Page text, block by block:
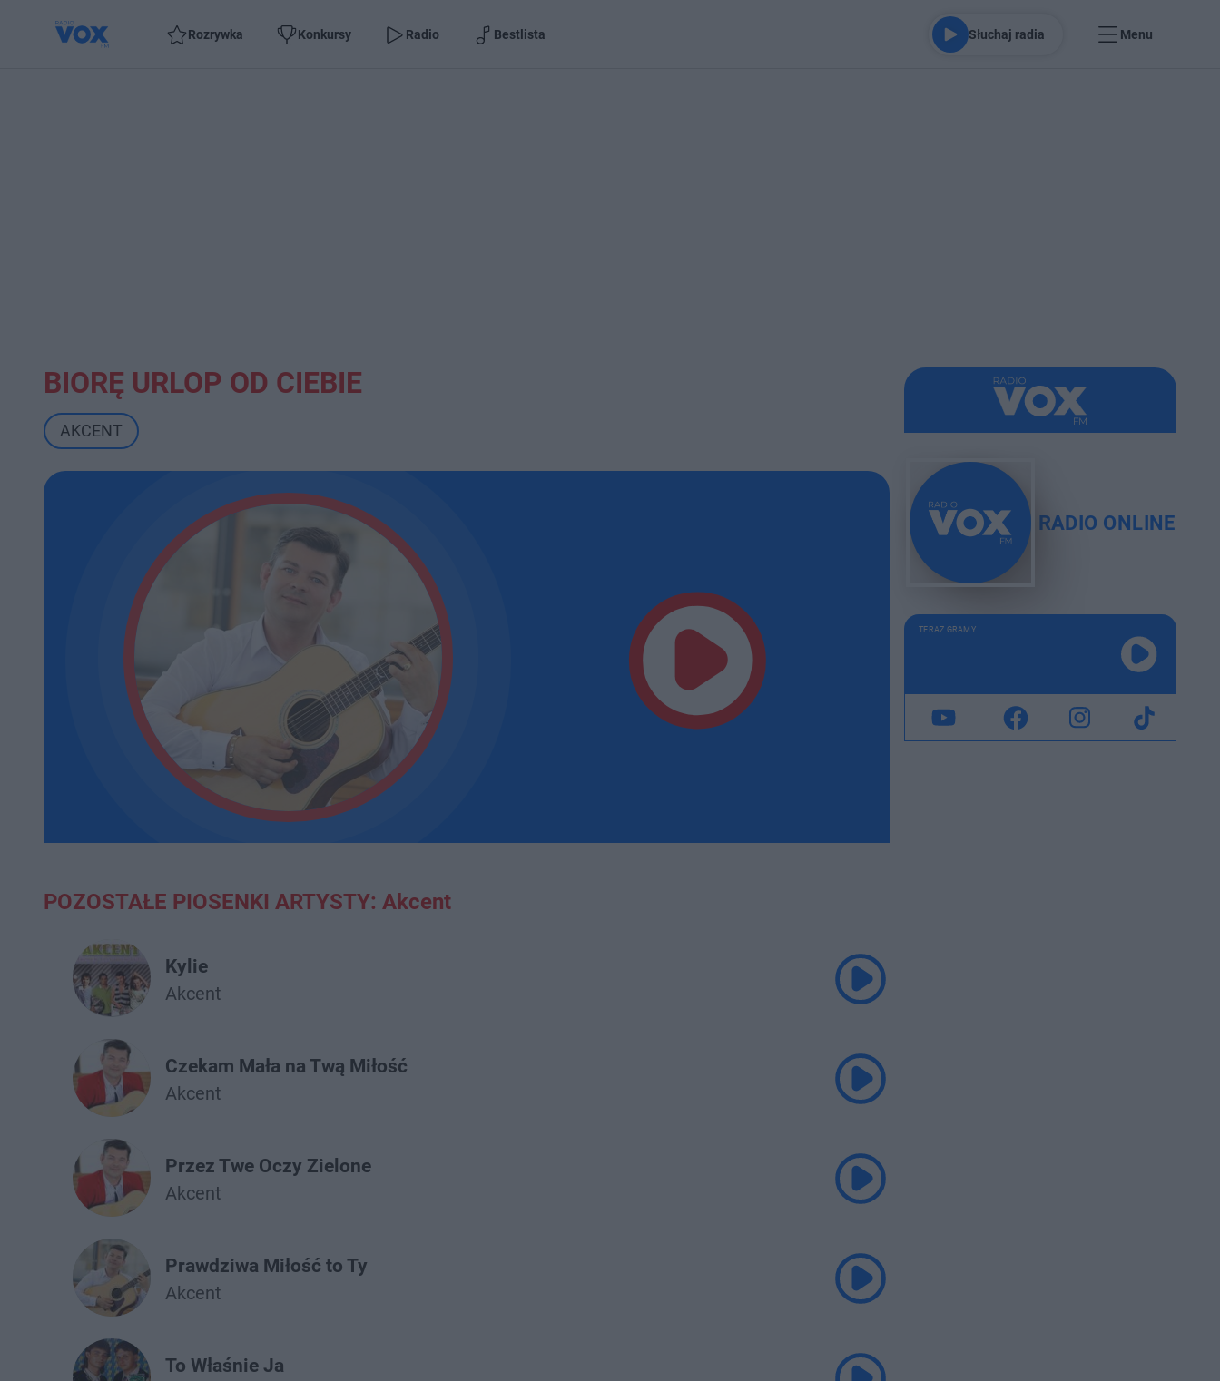
Rozrywka Konkursy Radio Bestlista Słuchaj radia Menu
BIORĘ URLOP OD CIEBIE
AKCENT
POZOSTAŁE PIOSENKI ARTYSTY: Akcent
Kylie
Akcent
Czekam Mała na Twą Miłość
Akcent
Przez Twe Oczy Zielone
Akcent
Prawdziwa Miłość to Ty
Akcent
To Właśnie Ja
RADIO ONLINE
TERAZ GRAMY